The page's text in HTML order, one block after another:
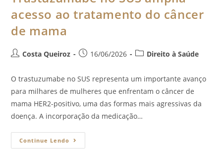
acesso ao tratamento do câncer
de mama
Costa Queiroz 16/06/2026 Direito à Saúde
O trastuzumabe no SUS representa um importante avanço
para milhares de mulheres que enfrentam o câncer de
mama HER2-positivo, uma das formas mais agressivas da
doença. A incorporação da medicação…
Continue Lendo